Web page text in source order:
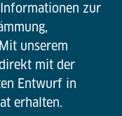
zur
unserem
mit der
Entwurf in
erhalten.